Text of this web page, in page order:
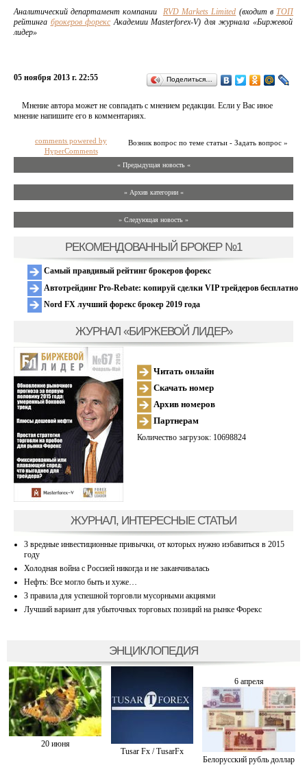
Аналитический департамент компании RVD Markets Limited (входит вТОП
рейтинга брокеров форекс Академии Masterforex-V) для журнала «Биржевой
лидер»
05 ноября 2013 г. 22:55 Поделиться…
Мнение автора может не совпадать с мнением редакции. Если у Вас иное
мнение напишите его в комментариях.
Возник вопрос по теме статьи - Задать вопрос »
comments powered by
HyperComments
« Предыдущая новость «
» Архив категории «
» Следующая новость »
РЕКОМЕНДОВАННЫЙ БРОКЕР №1
Самый правдивый рейтинг брокеров форекс
Автотрейдинг Pro-Rebate: копируй сделки VIP трейдеров бесплатно
Nord FX лучший форекс брокер 2019 года
ЖУРНАЛ «БИРЖЕВОЙ ЛИДЕР»
Читать онлайн
Скачать номер
Архив номеров
Партнерам
Количество загрузок: 10698824
ЖУРНАЛ, ИНТЕРЕСНЫЕ СТАТЬИ
3 вредные инвестиционные привычки, от которых нужно избавиться в 2015
году
Холодная война с Россией никогда и не заканчивалась
Нефть: Все могло быть и хуже…
3 правила для успешной торговли мусорными акциями
Лучший вариант для убыточных торговых позиций на рынке Форекс
ЭНЦИКЛОПЕДИЯ
20 июня
Tusar Fx / TusarFx
6 апреля
Белорусский рубль доллар